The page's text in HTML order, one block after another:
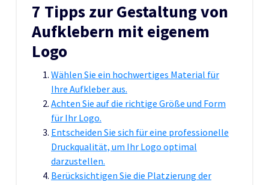
7 Tipps zur Gestaltung von
Aufklebern mit eigenem
Logo
Wählen Sie ein hochwertiges Material für
Ihre Aufkleber aus.
Achten Sie auf die richtige Größe und Form
für Ihr Logo.
Entscheiden Sie sich für eine professionelle
Druckqualität, um Ihr Logo optimal
darzustellen.
Berücksichtigen Sie die Platzierung der